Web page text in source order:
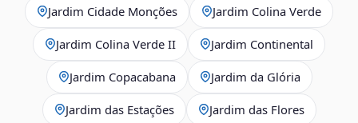
Jardim Cidade Monções Jardim Colina Verde
Jardim Colina Verde II Jardim Continental
Jardim Copacabana Jardim da Glória
Jardim das Estações Jardim das Flores